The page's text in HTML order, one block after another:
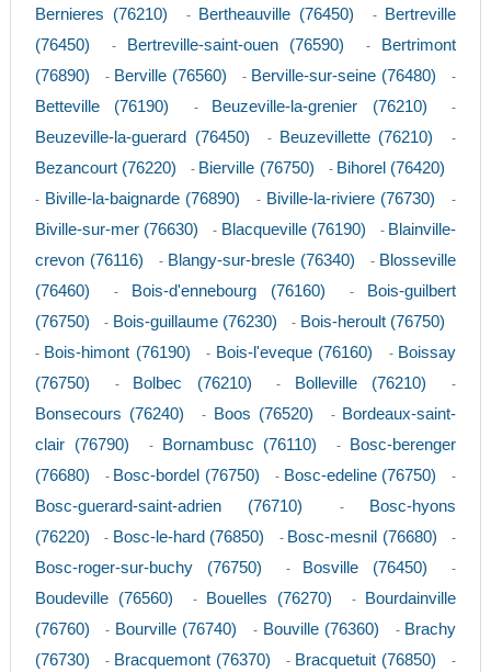
Bernieres (76210) - Bertheauville (76450) -
Bertreville
(76450)
- Bertreville-saint-ouen (76590) -
Bertrimont
(76890)
- Berville (76560) - Berville-sur-seine (76480) -
Betteville (76190) - Beuzeville-la-grenier (76210) -
Beuzeville-la-guerard (76450) - Beuzevillette (76210) -
Bezancourt (76220) - Bierville (76750) - Bihorel (76420)
- Biville-la-baignarde (76890) - Biville-la-riviere (76730) -
Biville-sur-mer (76630) - Blacqueville (76190) - Blainville-
crevon (76116)
- Blangy-sur-bresle (76340) - Blosseville
(76460)
- Bois-d'ennebourg (76160) -
Bois-guilbert
(76750)
- Bois-guillaume (76230) - Bois-heroult (76750)
- Bois-himont (76190) - Bois-l'eveque (76160) - Boissay
(76750)
- Bolbec (76210) - Bolleville (76210) -
Bonsecours (76240) - Boos (76520) - Bordeaux-saint-
clair (76790)
- Bornambusc (76110) -
Bosc-berenger
(76680)
- Bosc-bordel (76750) - Bosc-edeline (76750) -
Bosc-guerard-saint-adrien (76710) -
Bosc-hyons
(76220)
- Bosc-le-hard (76850) - Bosc-mesnil (76680) -
Bosc-roger-sur-buchy (76750) - Bosville (76450) -
Boudeville (76560) - Bouelles (76270) -
Bourdainville
(76760)
- Bourville (76740) - Bouville (76360) - Brachy
(76730)
- Bracquemont (76370) - Bracquetuit (76850) -